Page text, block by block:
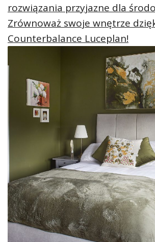
rozwiązania przyjazne dla
Zrównoważ swoje wnętrze
Counterbalance Luceplan!